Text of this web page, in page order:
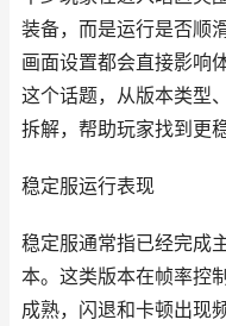
装备，而是运行是否顺
画面设置都会直接影响
这个话题，从版本类型
拆解，帮助玩家找到更
稳定服运行表现
稳定服通常指已经完成
本。这类版本在帧率控
成熟，闪退和卡顿出现